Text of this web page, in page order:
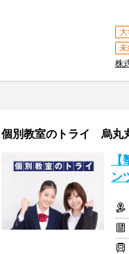
大
未
株
個別教室のトライ 烏丸
ン